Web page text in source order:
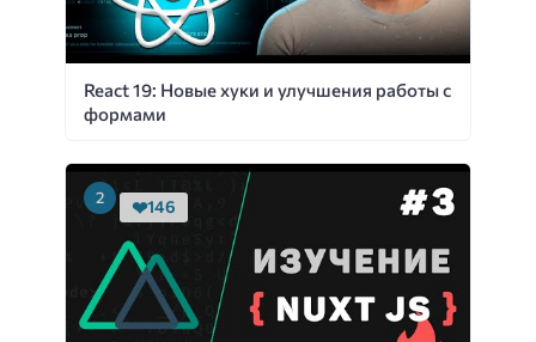
React 19: Новые хуки и улучшения работы с
формами
146